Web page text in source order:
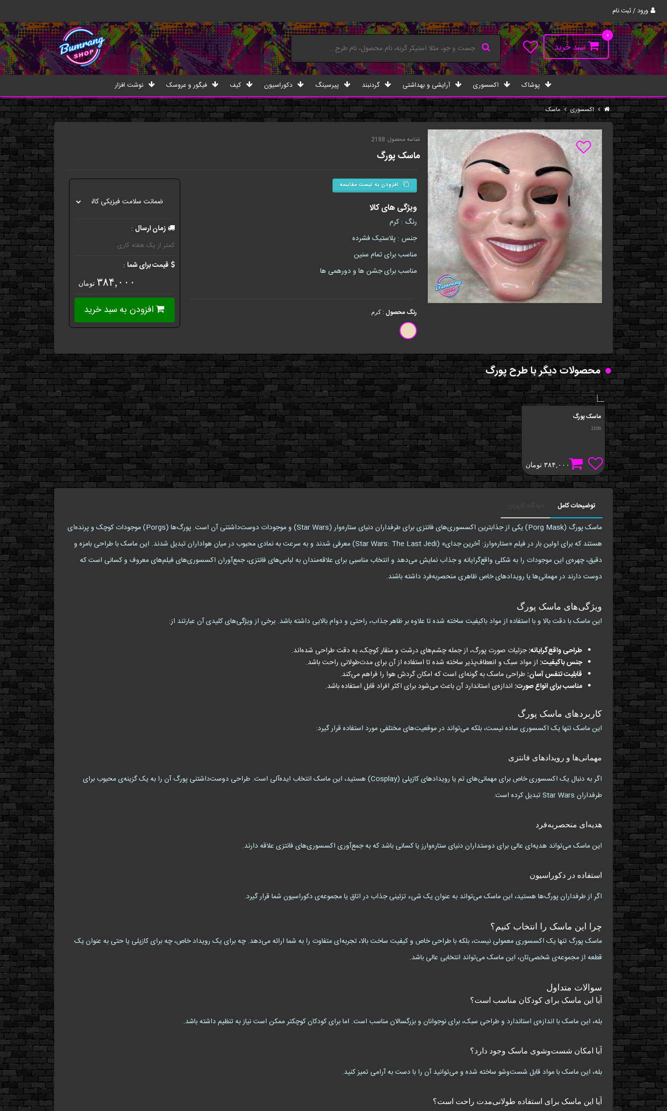
ورود / ثبت نام
۰
سبد خرید
پوشاک اکسسوری آرایشی و بهداشتی گردنبند پیرسینگ دکوراسیون کیف فیگور و عروسک نوشت افزار
اکسسوری ماسک
شناسه محصول: 2188
ماسک پورگ
افزودن به لیست مقایسه
ویژگی های کالا
رنگ : کرم
جنس : پلاستیک فشرده
مناسب برای تمام سنین
مناسب برای جشن ها و دورهمی ها
رنگ محصول :کرم
زمان ارسال :
کمتر از یک هفته کاری
قیمت برای شما :
۳۸۴,۰۰۰ تومان
افزودن به سبد خرید
محصولات دیگر با طرح پورگ
ماسک پورگ
2190
۳۸۴,۰۰۰ تومان
توضیحات کامل
ماسک پورگ (Porg Mask) یکی از جذابترین اکسسوری‌های فانتزی برای طرفداران دنیای ستاره‌وار (Star Wars) و موجودات دوست‌داشتنی آن است. پورگ‌ها (Porgs) موجودات کوچک و پرنده‌ای
هستند که برای اولین بار در فیلم «ستاره‌وارز: آخرین جدای» (Star Wars: The Last Jedi) معرفی شدند و به سرعت به نمادی محبوب در میان هواداران تبدیل شدند. این ماسک با طراحی بامزه و
دقیق، چهره‌ی این موجودات را به شکلی واقع‌گرایانه و جذاب نمایش می‌دهد و انتخاب مناسبی برای علاقه‌مندان به لباس‌های فانتزی، جمع‌آوران اکسسوری‌های فیلم‌های معروف و کسانی است که
دوست دارند در مهمانی‌ها یا رویدادهای خاص ظاهری منحصربه‌فرد داشته باشند.
ویژگی‌های ماسک پورگ
این ماسک با دقت بالا و با استفاده از مواد باکیفیت ساخته شده تا علاوه بر ظاهر جذاب، راحتی و دوام بالایی داشته باشد. برخی از ویژگی‌های کلیدی آن عبارتند از:
طراحی واقع‌گرایانه:جزئیات صورت پورگ، از جمله چشم‌های درشت و منقار کوچک، به دقت طراحی شده‌اند.
جنس باکیفیت: از مواد سبک و انعطاف‌پذیر ساخته شده تا استفاده از آن برای مدت‌طولانی راحت باشد.
قابلیت تنفس آسان: طراحی ماسک به گونه‌ای است که امکان گردش هوا را فراهم می‌کند.
مناسب برای انواع صورت: اندازه‌ی استاندارد آن باعث می‌شود برای اکثر افراد قابل استفاده باشد.
کاربردهای ماسک پورگ
این ماسک تنها یک اکسسوری ساده نیست، بلکه می‌تواند در موقعیت‌های مختلفی مورد استفاده قرار گیرد:
مهمانی‌ها و رویدادهای فانتزی
اگر به دنبال یک اکسسوری خاص برای مهمانی‌های تم یا رویدادهای کازپلی (Cosplay) هستید، این ماسک انتخاب ایده‌آلی است. طراحی دوست‌داشتنی پورگ آن را به یک گزینه‌ی محبوب برای
طرفداران Star Wars تبدیل کرده است.
هدیه‌ای منحصربه‌فرد
این ماسک می‌تواند هدیه‌ای عالی برای دوستداران دنیای ستاره‌وارز یا کسانی باشد که به جمع‌آوری اکسسوری‌های فانتزی علاقه دارند.
استفاده در دکوراسیون
اگر از طرفداران پورگ‌ها هستید، این ماسک می‌تواند به عنوان یک شیء تزئینی جذاب در اتاق یا مجموعه‌ی دکوراسیون شما قرار گیرد.
چرا این ماسک را انتخاب کنیم؟
ماسک پورگ تنها یک اکسسوری معمولی نیست، بلکه با طراحی خاص و کیفیت ساخت بالا، تجربه‌ای متفاوت را به شما ارائه می‌دهد. چه برای یک رویداد خاص، چه برای کازپلی یا حتی به عنوان یک
قطعه از مجموعه‌ی شخصی‌تان، این ماسک می‌تواند انتخابی عالی باشد.
سوالات متداول
آیا این ماسک برای کودکان مناسب است؟
بله، این ماسک با اندازه‌ی استاندارد و طراحی سبک، برای نوجوانان و بزرگسالان مناسب است. اما برای کودکان کوچکتر ممکن است نیاز به تنظیم داشته باشد.
آیا امکان شست‌وشوی ماسک وجود دارد؟
بله، این ماسک با مواد قابل شست‌وشو ساخته شده و می‌توانید آن را با دست به آرامی تمیز کنید.
آیا این ماسک برای استفاده طولانی‌مدت راحت است؟